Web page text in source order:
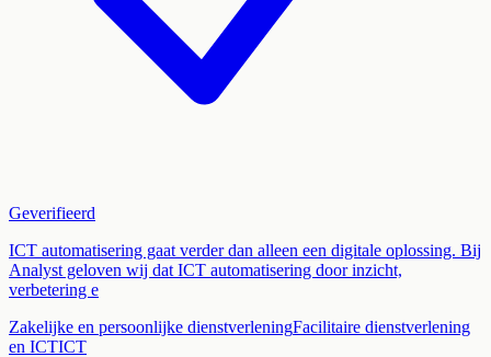
Geverifieerd
ICT automatisering gaat verder dan alleen een digitale oplossing. Bij
Analyst geloven wij dat ICT automatisering door inzicht,
verbetering e
Zakelijke en persoonlijke dienstverleningFacilitaire dienstverlening
en ICTICT